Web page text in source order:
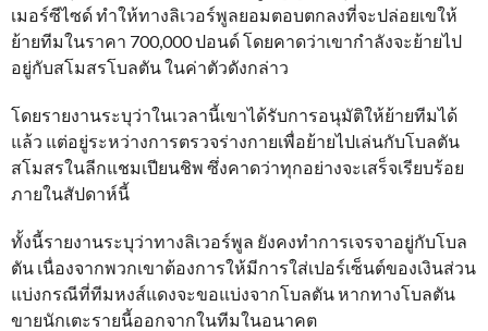
เมอร์ซีไซด์ ทำให้ทางลิเวอร์พูลยอมตอบตกลงที่จะปล่อยเขให้
ย้ายทีมในราคา 700,000 ปอนด์ โดยคาดว่าเขากำลังจะย้ายไป
อยู่กับสโมสรโบลตัน ในค่าตัวดังกล่าว
โดยรายงานระบุว่าในเวลานี้เขาได้รับการอนุมัติให้ย้ายทีมได้
แล้ว แต่อยู่ระหว่างการตรวจร่างกายเพื่อย้ายไปเล่นกับโบลตัน
สโมสรในลีกแชมเปียนชิพ ซึ่งคาดว่าทุกอย่างจะเสร็จเรียบร้อย
ภายในสัปดาห์นี้
ทั้งนี้รายงานระบุว่าทางลิเวอร์พูล ยังคงทำการเจรจาอยู่กับโบล
ตัน เนื่องจากพวกเขาต้องการให้มีการใส่เปอร์เซ็นต์ของเงินส่วน
แบ่งกรณีที่ทีมหงส์แดงจะขอแบ่งจากโบลตัน หากทางโบลตัน
ขายนักเตะรายนี้ออกจากในทีมในอนาคต